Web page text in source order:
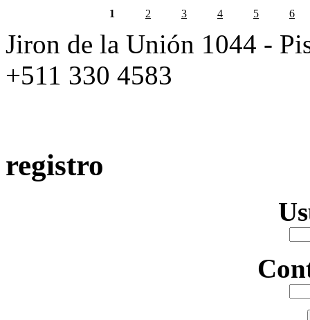
1 2 3 4 5 6
Jiron de la Unión 1044 -
+511 330 4583
registro